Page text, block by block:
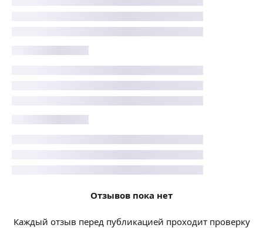
Отзывов пока нет
Каждый отзыв перед публикацией проходит проверку